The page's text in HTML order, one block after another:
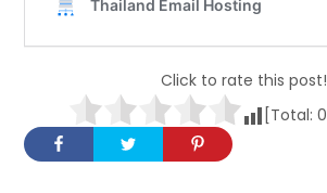
Click to rate this post!
[Total: 0